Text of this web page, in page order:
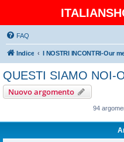
FAQ
Indice I NOSTRI INCONTRI-Our
QUESTI SIAMO NOI-
Nuovo argomento
94